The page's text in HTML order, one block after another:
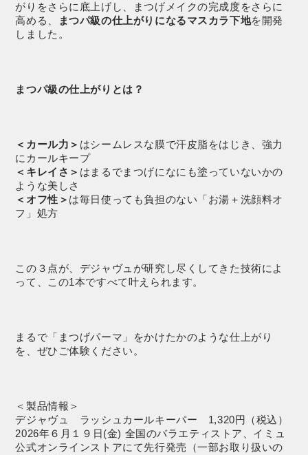
がりをさらに底上げし、まつげメイクの完成度をさらに
高める、
まつパ級の仕上がりになるマスカラ下地を開発
しました。
まつパ級の仕上がりとは？
＜カール力＞ はシームレスな膜で汗皮脂をはじき、強力
にカールキープ
＜キレイさ＞ はまるでまつげになにも塗っていないかの
ような美しさ
＜オフ性＞ は毎日使っても負担のない「お湯＋洗顔料オ
フ」処方
この３点が、デジャヴュが研究し尽くしてきた技術によ
って、この1本ですべて叶えられます。
まるで「まつげパーマ」をかけたかのような仕上がり
を、ぜひご体験ください。
＜製品情報＞
デジャヴュ ラッシュカールキーパー 1,320円（税込）
2026年６月１９日(金) 全国のバラエティストア、イミュ
公式オンラインストアにて先行発売（一部お取り扱いの